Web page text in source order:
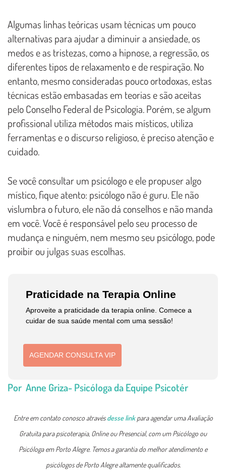
Algumas linhas teóricas usam técnicas um pouco
alternativas para ajudar a diminuir a ansiedade, os
medos e as tristezas, como a hipnose, a regressão, os
diferentes tipos de relaxamento e de respiração. No
entanto, mesmo consideradas pouco ortodoxas, estas
técnicas estão embasadas em teorias e são aceitas
pelo Conselho Federal de Psicologia. Porém, se algum
profissional utiliza métodos mais místicos, utiliza
ferramentas e o discurso religioso, é preciso atenção e
cuidado.
Se você consultar um psicólogo e ele propuser algo
místico, fique atento: psicólogo não é guru. Ele não
vislumbra o futuro, ele não dá conselhos e não manda
em você. Você é responsável pelo seu processo de
mudança e ninguém, nem mesmo seu psicólogo, pode
proibir ou julgas suas escolhas.
Praticidade na Terapia Online
Aproveite a praticidade da terapia online. Comece a
cuidar de sua saúde mental com uma sessão!
AGENDAR CONSULTA VIP
Por Anne Griza- Psicóloga da Equipe Psicotér
Entre em contato conosco atravésdesse linkpara agendar uma Avaliação
Gratuita para psicoterapia, Online ou Presencial, com um Psicólogo ou
Psicóloga em Porto Alegre. Temos a garantia do melhor atendimento e
psicólogos de Porto Alegre altamente qualificados.